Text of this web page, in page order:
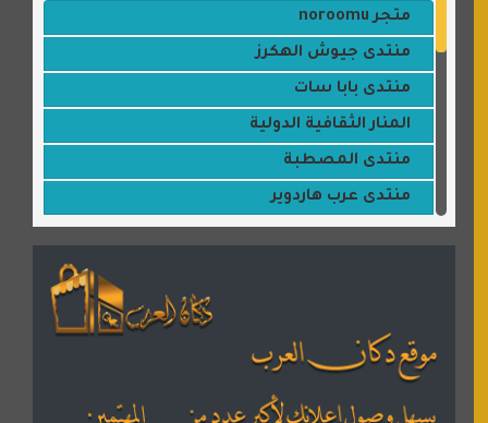
متجر noroomu
منتدى جيوش الهكرز
منتدى بابا سات
المنار الثقافية الدولية
منتدى المصطبة
منتدى عرب هاردوير
القران للجميع
منتدى همسات روائية
المكتبة الصوتية للقران الكريم